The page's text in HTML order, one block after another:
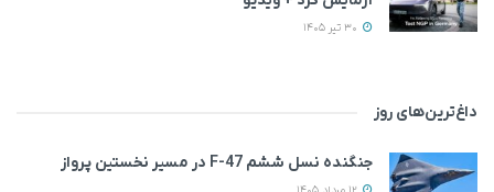
داغ‌ترین‌های روز
جنگنده نسل ششم F-47 در مسیر نخستین پرواز